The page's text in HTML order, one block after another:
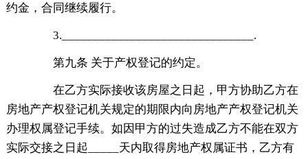
约金，合同继续履行。
3._______________________________.
第九条 关于产权登记的约定。
在乙方实际接收该房屋之日起，甲方协助乙方在
房地产产权登记机关规定的期限内向房地产产权登记机关
办理权属登记手续。如因甲方的过失造成乙方不能在双方
实际交接之日起_____天内取得房地产权属证书，乙方有